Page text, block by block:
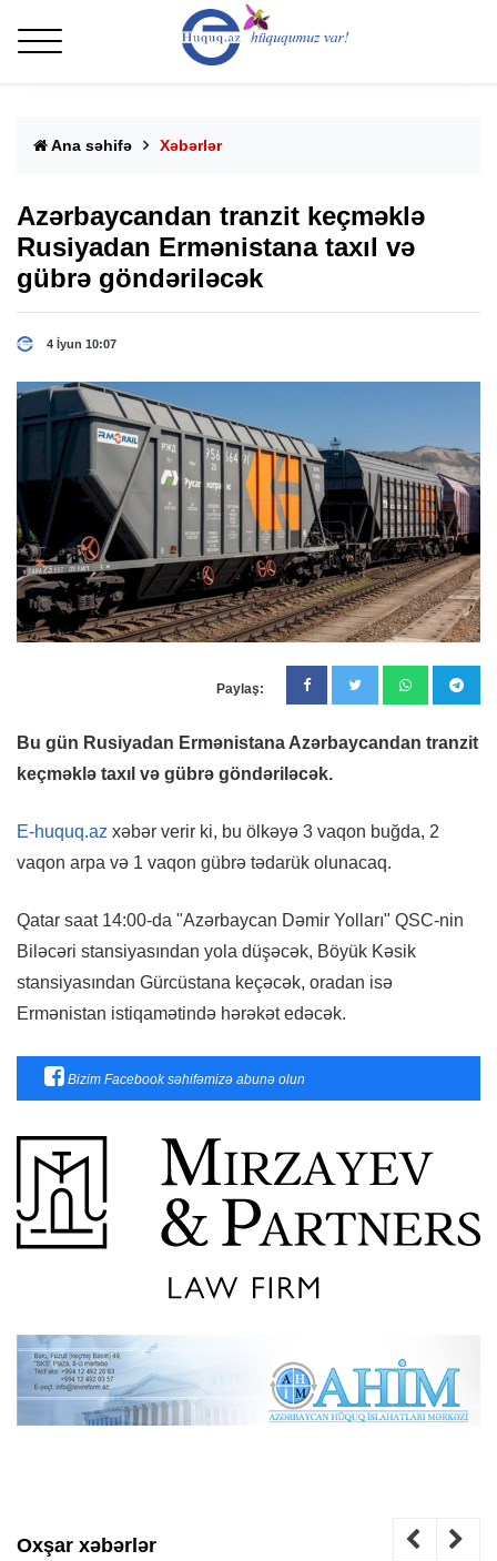
Ana səhifə Xəbərlər
Azərbaycandan tranzit keçməklə
Rusiyadan Ermənistana taxıl və
gübrə göndəriləcək
4 İyun 10:07
Paylaş:
Bu gün Rusiyadan Ermənistana Azərbaycandan tranzit
keçməklə taxıl və gübrə göndəriləcək.
E-huquq.az xəbər verir ki, bu ölkəyə 3 vaqon buğda, 2
vaqon arpa və 1 vaqon gübrə tədarük olunacaq.
Qatar saat 14:00-da "Azərbaycan Dəmir Yolları" QSC-nin
Biləcəri stansiyasından yola düşəcək, Böyük Kəsik
stansiyasından Gürcüstana keçəcək, oradan isə
Ermənistan istiqamətində hərəkət edəcək.
Bizim Facebook səhifəmizə abunə olun
Oxşar xəbərlər